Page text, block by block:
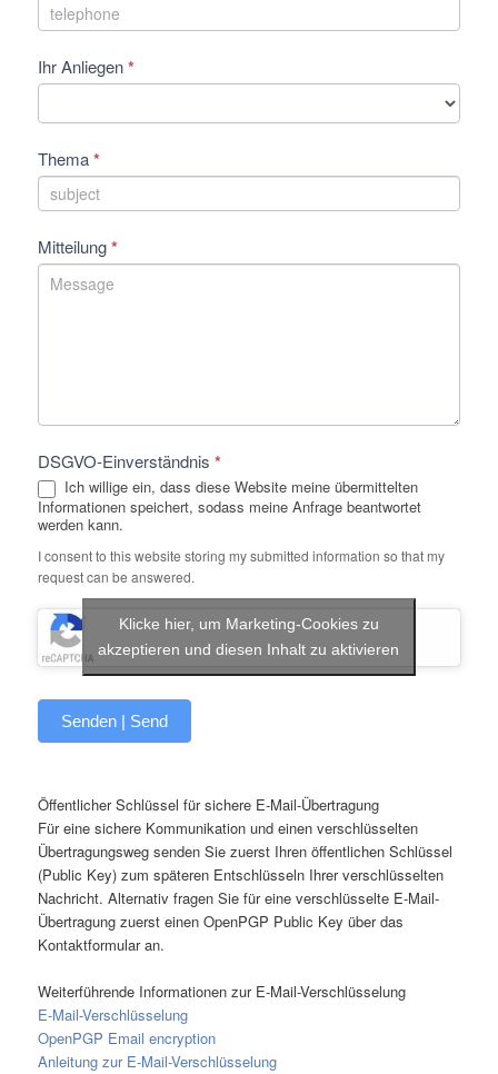
Ihr Anliegen*
Thema*
Mitteilung*
DSGVO-Einverständnis*
Ich willige ein, dass diese Website meine übermittelten
Informationen speichert, sodass meine Anfrage beantwortet
werden kann.
I consent to this website storing my submitted information so that my
request can be answered.
Klicke hier, um Marketing-Cookies zu
akzeptieren und diesen Inhalt zu aktivieren
Senden | Send
Alternative:
Öffentlicher Schlüssel für sichere E-Mail-Übertragung
Für eine sichere Kommunikation und einen verschlüsselten
Übertragungsweg senden Sie zuerst Ihren öffentlichen Schlüssel
(Public Key) zum späteren Entschlüsseln Ihrer verschlüsselten
Nachricht. Alternativ fragen Sie für eine verschlüsselte E-Mail-
Übertragung zuerst einen OpenPGP Public Key über das
Kontaktformular an.
Weiterführende Informationen zur E-Mail-Verschlüsselung
E-Mail-Verschlüsselung
OpenPGP Email encryption
Anleitung zur E-Mail-Verschlüsselung